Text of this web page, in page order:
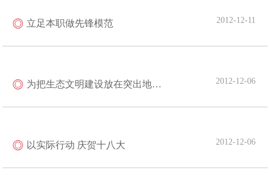
立足本职做先锋模范 2012-12-11
为把生态文明建设放在突出地位叫好 2012-12-06
以实际行动 庆贺十八大 2012-12-06